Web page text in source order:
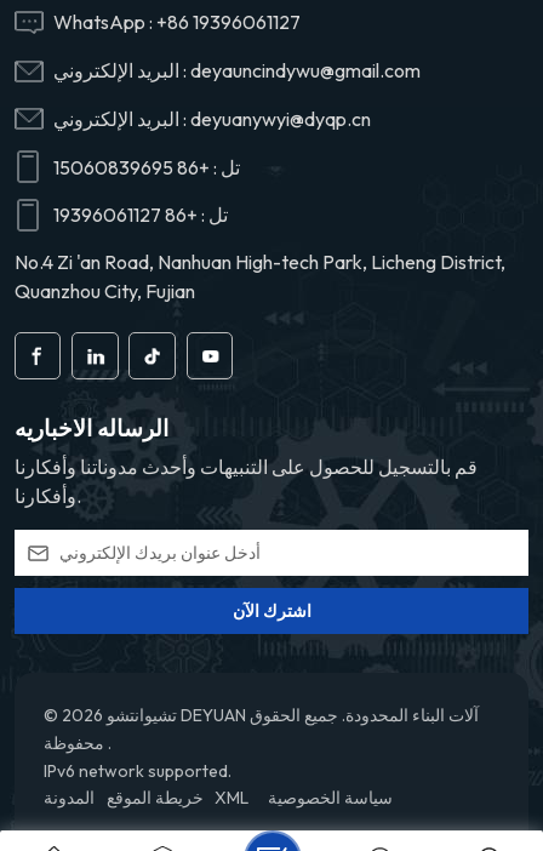
WhatsApp : +86 19396061127
البريد الإلكتروني : deyauncindywu@gmail.com
البريد الإلكتروني : deyuanywyi@dyqp.cn
تل : +86 15060839695
تل : +86 19396061127
No.4 Zi 'an Road, Nanhuan High-tech Park, Licheng District,
Quanzhou City, Fujian
الرساله الاخباريه
قم بالتسجيل للحصول على التنبيهات وأحدث مدوناتنا وأفكارنا
وأفكارنا.
اشترك الآن
© 2026 تشيوانتشو DEYUAN آلات البناء المحدودة. جميع الحقوق
محفوظة .
IPv6 network supported.
المدونة
خريطة الموقع XML سياسة الخصوصية